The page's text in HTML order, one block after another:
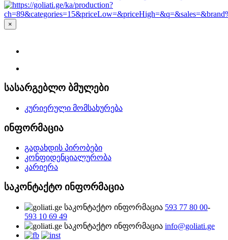
×
სასარგებლო ბმულები
კურიერული მომსახურება
ინფორმაცია
გადახდის პირობები
კონფიდენციალურობა
კარიერა
საკონტაქტო ინფორმაცია
593 77 80 00-
593 10 69 49
info@goliati.ge